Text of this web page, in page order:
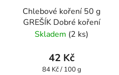
Chlebové koření 50 g
GREŠÍK Dobré koření
Skladem (2 ks)
42 Kč
Měrná
84 Kč / 100 g